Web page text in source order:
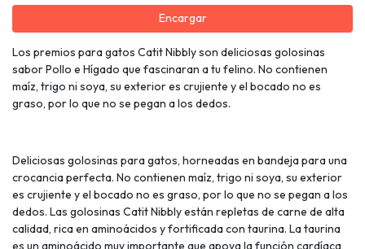
Encargar
Los premios para gatos Catit Nibbly son deliciosas golosinas
sabor Pollo e Hígado que fascinaran a tu felino. No contienen
maíz, trigo ni soya, su exterior es crujiente y el bocado no es
graso, por lo que no se pegan a los dedos.
Deliciosas golosinas para gatos, horneadas en bandeja para una
crocancia perfecta. No contienen maíz, trigo ni soya, su exterior
es crujiente y el bocado no es graso, por lo que no se pegan a los
dedos. Las golosinas Catit Nibbly están repletas de carne de alta
calidad, rica en aminoácidos y fortificada con taurina. La taurina
es un aminoácido muy importante que apoya la función cardíaca,